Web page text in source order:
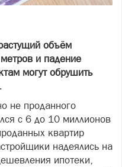
объём
и падение
могут обрушить
не проданного
с 6 до 10 миллионов
квартир
надеялись на
ипотеки,